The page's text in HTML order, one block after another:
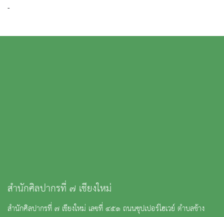
-
สำนักศิลปากรที่ ๗ เชียงใหม่
สำนักศิลปากรที่ ๗ เชียงใหม่ เลขที่ ๔๕๑ ถนนซุปเปอร์ไฮเวย์ ตำบลช้าง